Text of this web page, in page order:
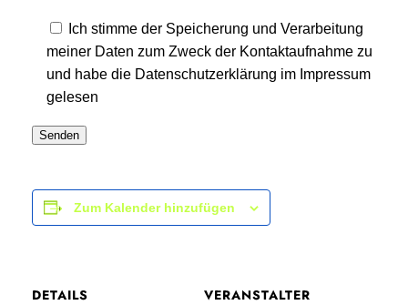
Ich stimme der Speicherung und Verarbeitung
meiner Daten zum Zweck der Kontaktaufnahme zu
und habe die Datenschutzerklärung im Impressum
gelesen
Zum Kalender hinzufügen
DETAILS VERANSTALTER